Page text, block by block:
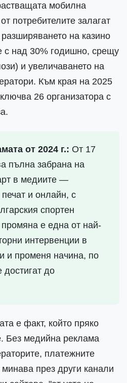
мобилна
потребителите залагат
на казино
с над 30% годишно, срещу
и увеличаването на
Към края на 2025
26 организатора с
от 2024 г.: От 17
пълна забрана на
в медиите —
и онлайн, с
спортен
промяна е една от най-
интервенции в
и променя начина, по
достигат до
е факт, който пряко
Без медийна реклама
платежните
през други канали